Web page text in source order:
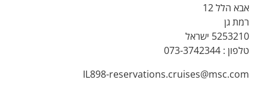
אבא הלל 12
רמת גן
5253210 ישראל
טלפון : 073-3742344
IL898-reservations.cruises@msc.com